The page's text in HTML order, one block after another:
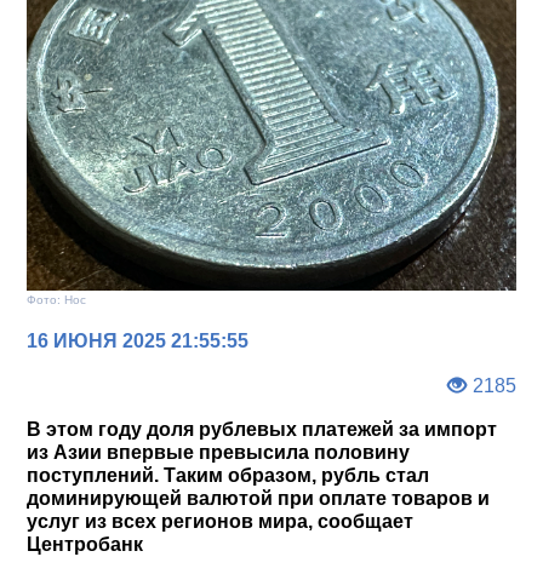
Фото: Нос
16 ИЮНЯ 2025 21:55:55
2185
В этом году доля рублевых платежей за импорт
из Азии впервые превысила половину
поступлений. Таким образом, рубль стал
доминирующей валютой при оплате товаров и
услуг из всех регионов мира, сообщает
Центробанк